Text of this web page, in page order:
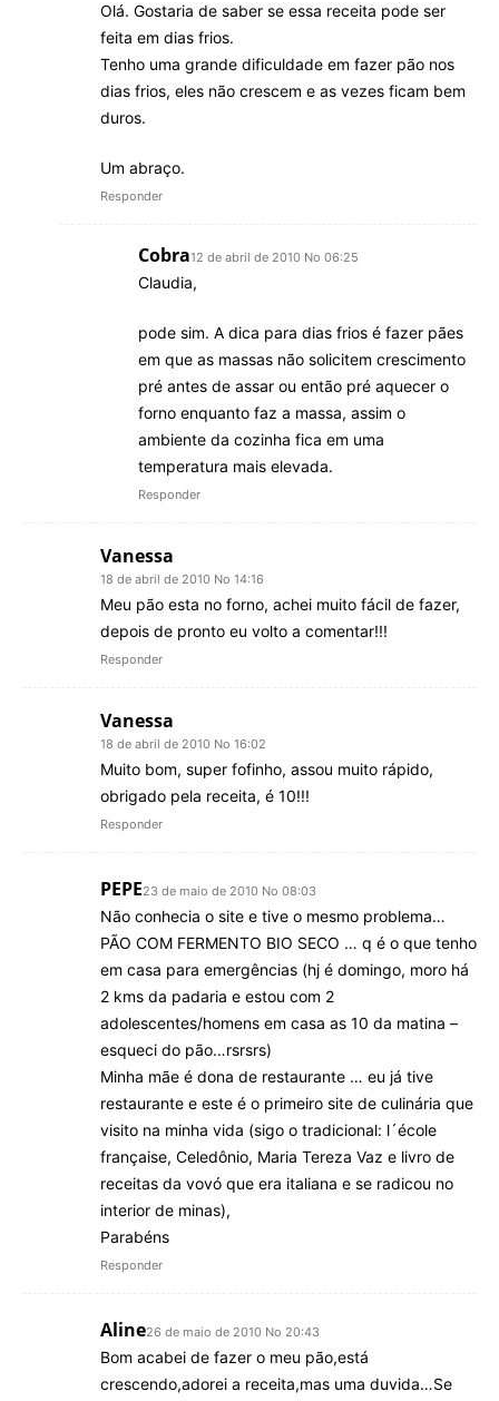
Olá. Gostaria de saber se essa receita pode ser
feita em dias frios.
Tenho uma grande dificuldade em fazer pão nos
dias frios, eles não crescem e as vezes ficam bem
duros.
Um abraço.
Responder
Cobra12 de abril de 2010 No 06:25
Claudia,
pode sim. A dica para dias frios é fazer pães
em que as massas não solicitem crescimento
pré antes de assar ou então pré aquecer o
forno enquanto faz a massa, assim o
ambiente da cozinha fica em uma
temperatura mais elevada.
Responder
Vanessa
18 de abril de 2010 No 14:16
Meu pão esta no forno, achei muito fácil de fazer,
depois de pronto eu volto a comentar!!!
Responder
Vanessa
18 de abril de 2010 No 16:02
Muito bom, super fofinho, assou muito rápido,
obrigado pela receita, é 10!!!
Responder
PEPE23 de maio de 2010 No 08:03
Não conhecia o site e tive o mesmo problema…
PÃO COM FERMENTO BIO SECO … q é o que tenho
em casa para emergências (hj é domingo, moro há
2 kms da padaria e estou com 2
adolescentes/homens em casa as 10 da matina –
esqueci do pão…rsrsrs)
Minha mãe é dona de restaurante … eu já tive
restaurante e este é o primeiro site de culinária que
visito na minha vida (sigo o tradicional: l´école
française, Celedônio, Maria Tereza Vaz e livro de
receitas da vovó que era italiana e se radicou no
interior de minas),
Parabéns
Responder
Aline26 de maio de 2010 No 20:43
Bom acabei de fazer o meu pão,está
crescendo,adorei a receita,mas uma duvida…Se